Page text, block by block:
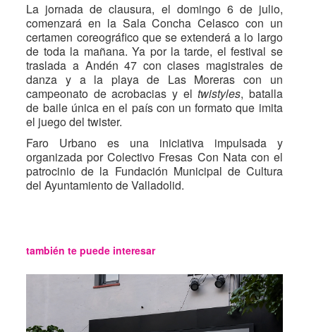
La jornada de clausura, el domingo 6 de julio,
comenzará en la Sala Concha Celasco con un
certamen coreográfico que se extenderá a lo largo
de toda la mañana. Ya por la tarde, el festival se
traslada a Andén 47 con clases magistrales de
danza y a la playa de Las Moreras con un
campeonato de acrobacias y eltwistyles, batalla
de baile única en el país con un formato que imita
el juego del twister.
Faro Urbano es una iniciativa impulsada y
organizada por Colectivo Fresas Con Nata con el
patrocinio de la Fundación Municipal de Cultura
del Ayuntamiento de Valladolid.
también te puede interesar